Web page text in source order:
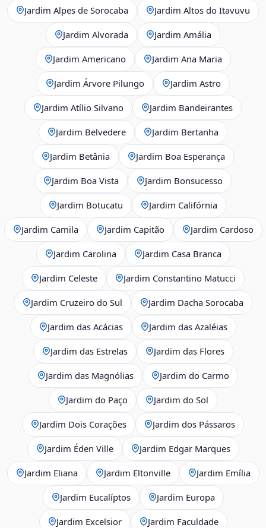
Jardim Alpes de Sorocaba Jardim Altos do Itavuvu
Jardim Alvorada Jardim Amália
Jardim Americano Jardim Ana Maria
Jardim Árvore Pilungo Jardim Astro
Jardim Atílio Silvano Jardim Bandeirantes
Jardim Belvedere Jardim Bertanha
Jardim Betânia Jardim Boa Esperança
Jardim Boa Vista Jardim Bonsucesso
Jardim Botucatu Jardim Califórnia
Jardim Camila Jardim Capitão Jardim Cardoso
Jardim Carolina Jardim Casa Branca
Jardim Celeste Jardim Constantino Matucci
Jardim Cruzeiro do Sul Jardim Dacha Sorocaba
Jardim das Acácias Jardim das Azaléias
Jardim das Estrelas Jardim das Flores
Jardim das Magnólias Jardim do Carmo
Jardim do Paço Jardim do Sol
Jardim Dois Corações Jardim dos Pássaros
Jardim Éden Ville Jardim Edgar Marques
Jardim Eliana Jardim Eltonville Jardim Emília
Jardim Eucalíptos Jardim Europa
Jardim Excelsior Jardim Faculdade